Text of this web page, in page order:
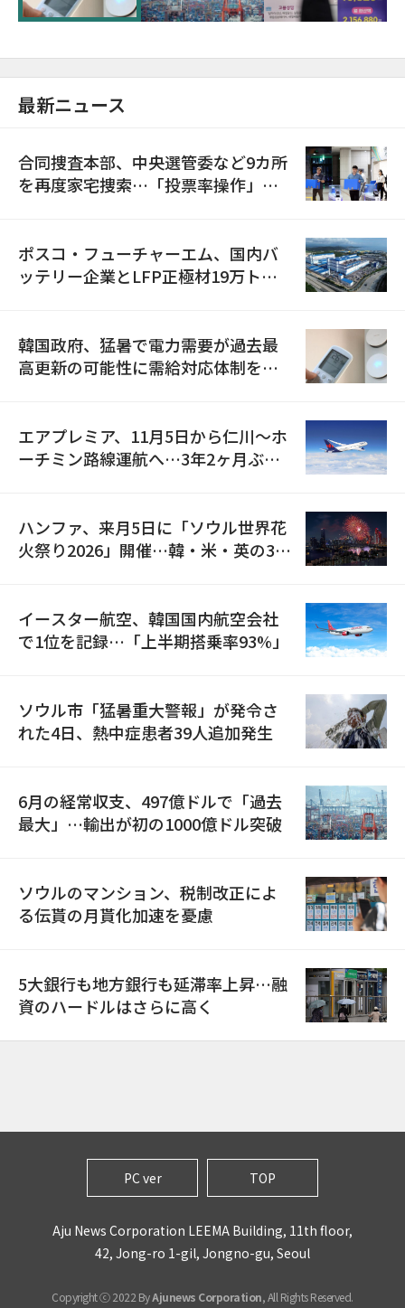
最新ニュース
合同捜査本部、中央選管委など9カ所
を再度家宅捜索…「投票率操作」の
ポスコ・フューチャーエム、国内バ
ッテリー企業とLFP正極材19万トン
韓国政府、猛暑で電力需要が過去最
高更新の可能性に需給対応体制を点
エアプレミア、11月5日から仁川〜ホ
ーチミン路線運航へ…3年2ヶ月ぶり
ハンファ、来月5日に「ソウル世界花
火祭り2026」開催…韓・米・英の3カ
イースター航空、韓国国内航空会社
で1位を記録…「上半期搭乗率93%」
ソウル市「猛暑重大警報」が発令さ
れた4日、熱中症患者39人追加発生
6月の経常収支、497億ドルで「過去
最大」…輸出が初の1000億ドル突破
ソウルのマンション、税制改正によ
る伝貰の月貰化加速を憂慮
5大銀行も地方銀行も延滞率上昇…融
資のハードルはさらに高く
PC ver TOP
Aju News Corporation LEEMA Building, 11th floor,
42, Jong-ro 1-gil, Jongno-gu, Seoul
Copyright ⓒ 2022 ByAjunews Corporation, All Rights Reserved.